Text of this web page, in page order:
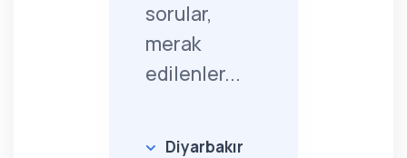
sorular,
merak
edilenler...
Diyarbakır